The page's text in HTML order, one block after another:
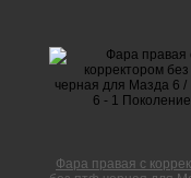
Фара правая с